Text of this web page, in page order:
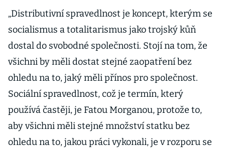
„Distributivní spravedlnost je koncept, kterým se
socialismus a totalitarismus jako trojský kůň
dostal do svobodné společnosti. Stojí na tom, že
všichni by měli dostat stejné zaopatření bez
ohledu na to, jaký měli přínos pro společnost.
Sociální spravedlnost, což je termín, který
používá častěji, je Fatou Morganou, protože to,
aby všichni měli stejné množství statku bez
ohledu na to, jakou práci vykonali, je v rozporu se